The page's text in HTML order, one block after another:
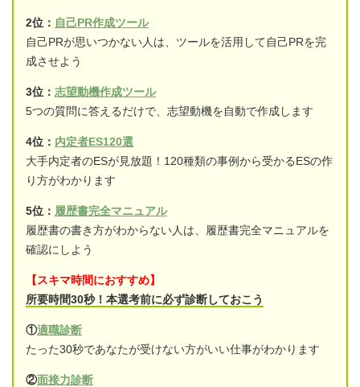
2位： 自己PR作成ツール
自己PRが思いつかない人は、ツールを活用して自己PRを完
成させよう
3位： 志望動機作成ツール
5つの質問に答えるだけで、志望動機を自動で作成します
4位： 内定者ES120選
大手内定者のESが見放題！120種類の事例から受かるESの作
り方がわかります
5位： 履歴書完全マニュアル
履歴書の書き方がわからない人は、履歴書完全マニュアルを
確認にしよう
【スキマ時間におすすめ】
所要時間30秒！本選考前に必ず診断しておこう
①適職診断
たった30秒であなたが受けない方がいい仕事がわかります
②面接力診断